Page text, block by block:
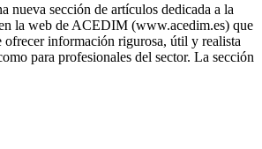
nueva sección de artículos dedicada a la
la web de ACEDIM (www.acedim.es) que
ofrecer información rigurosa, útil y realista
para profesionales del sector. La sección